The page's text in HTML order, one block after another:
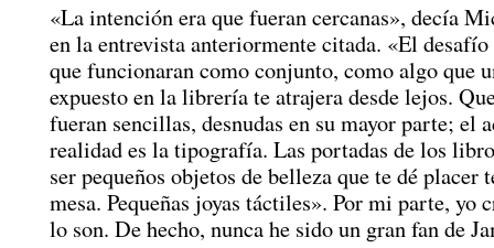
«La intención era que fueran cercanas», decía
en la entrevista anteriormente citada. «El
que funcionaran como conjunto, como algo que
expuesto en la librería te atrajera desde lejos.
fueran sencillas, desnudas en su mayor parte; el
realidad es la tipografía. Las portadas de los
ser pequeños objetos de belleza que te dé placer
mesa. Pequeñas joyas táctiles». Por mi parte, yo
lo son. De hecho, nunca he sido un gran fan de